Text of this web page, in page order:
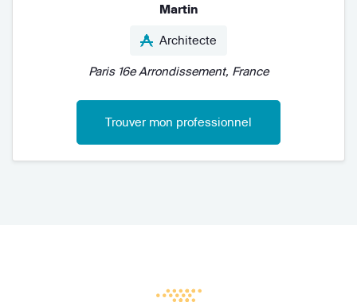
Martin
Architecte
Paris 16e Arrondissement, France
Trouver mon professionnel